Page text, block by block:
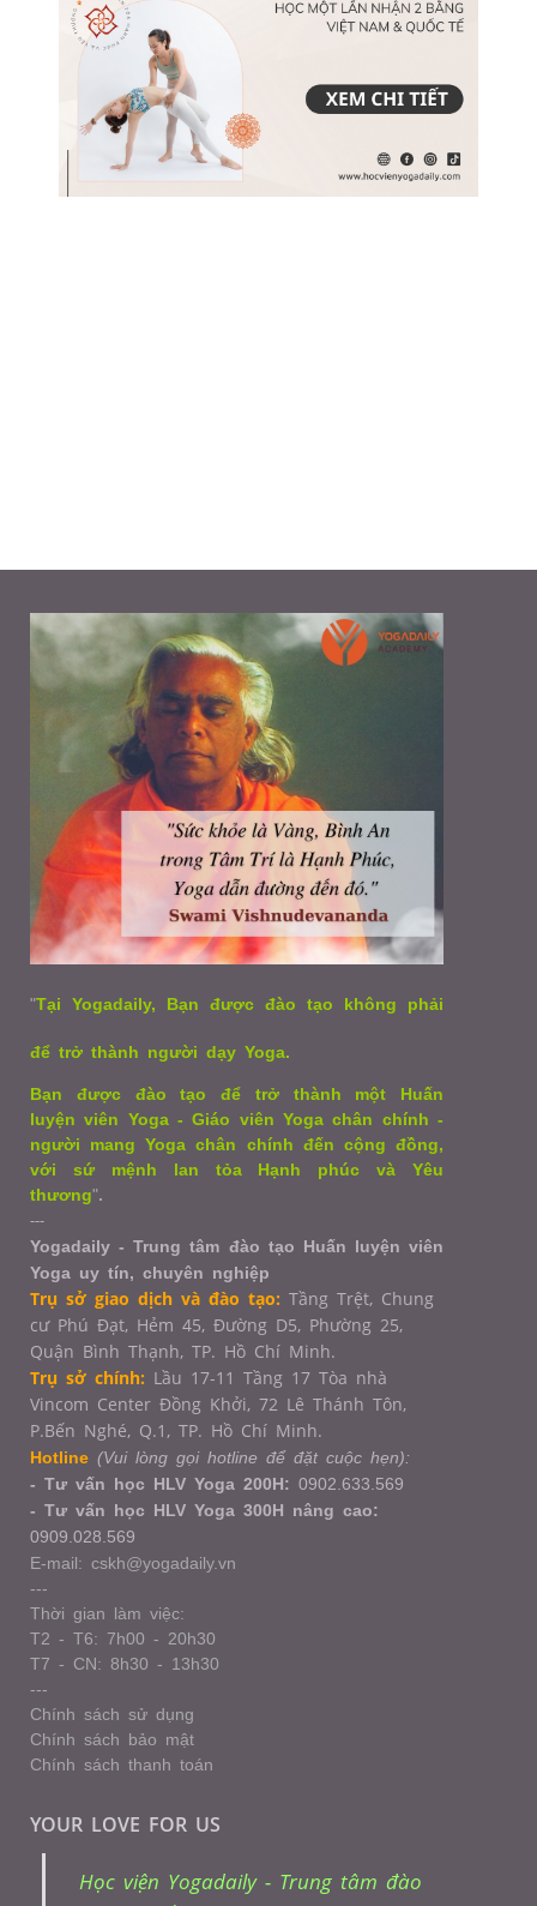
"Tại Yogadaily, Bạn được đào tạo không phải
để trở thành người dạy Yoga.
Bạn được đào tạo để trở thành một Huấn
luyện viên Yoga - Giáo viên Yoga chân chính -
người mang Yoga chân chính đến cộng đồng,
với sứ mệnh lan tỏa Hạnh phúc và Yêu
thương".
---
Yogadaily - Trung tâm đào tạo Huấn luyện viên
Yoga uy tín, chuyên nghiệp
Trụ sở giao dịch và đào tạo: Tầng Trệt, Chung
cư Phú Đạt, Hẻm 45, Đường D5, Phường 25,
Quận Bình Thạnh, TP. Hồ Chí Minh.
Trụ sở chính: Lầu 17-11 Tầng 17 Tòa nhà
Vincom Center Đồng Khởi, 72 Lê Thánh Tôn,
P.Bến Nghé, Q.1, TP. Hồ Chí Minh.
Hotline (Vui lòng gọi hotline để đặt cuộc hẹn):
- Tư vấn học HLV Yoga 200H: 0902.633.569
- Tư vấn học HLV Yoga 300H nâng cao:
0909.028.569
E-mail: cskh@yogadaily.vn
---
Thời gian làm việc:
T2 - T6: 7h00 - 20h30
T7 - CN: 8h30 - 13h30
---
Chính sách sử dụng
Chính sách bảo mật
Chính sách thanh toán
YOUR LOVE FOR US
Học viện Yogadaily - Trung tâm đào